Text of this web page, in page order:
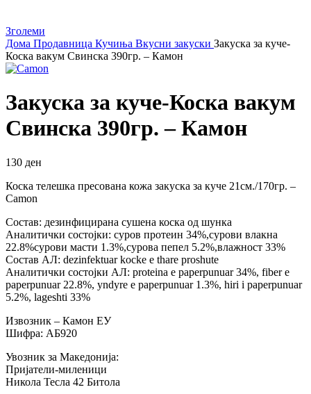
Зголеми
Дома Продавница Кучиња Вкусни закуски Закуска за куче-
Коска вакум Свинска 390гр. – Камон
Закуска за куче-Коска вакум
Свинска 390гр. – Камон
130 ден
Коска телешка пресована кожа закуска за куче 21см./170гр. –
Camon
Состав: дезинфицирана сушена коска од шунка
Аналитички состојки: суров протеин 34%,сурови влакна
22.8%сурови масти 1.3%,сурова пепел 5.2%,влажност 33%
Состав АЛ: dezinfektuar kocke e thare proshute
Аналитички состојки АЛ: proteina e paperpunuar 34%, fiber e
paperpunuar 22.8%, yndyre e paperpunuar 1.3%, hiri i paperpunuar
5.2%, lageshti 33%
Извозник – Камон ЕУ
Шифра: АБ920
Увозник за Македонија:
Пријатели-миленици
Никола Тесла 42 Битола